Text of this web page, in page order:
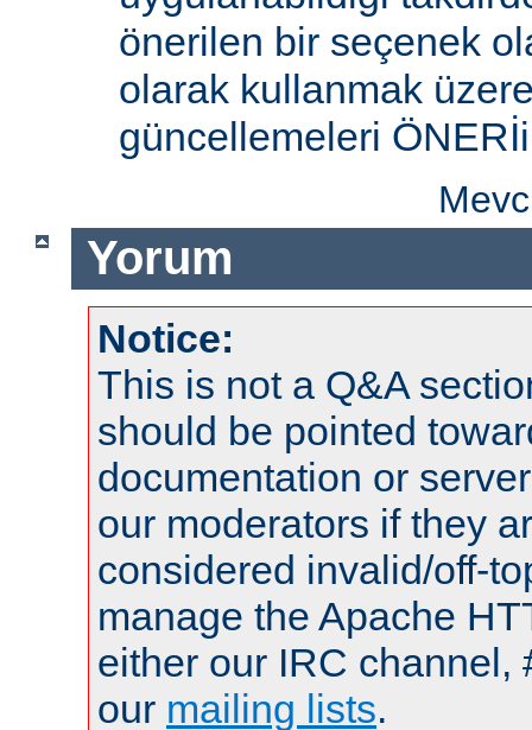
önerilen bir seçenek
olarak kullanmak
güncellemeleri
Yorum
Notice:
This is not a Q&A
should be pointed
documentation or
our moderators if they
considered invalid/off-
manage the Apache
either our IRC channel,
our mailing lists.